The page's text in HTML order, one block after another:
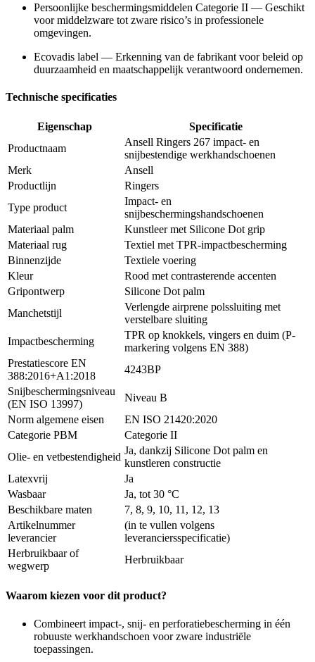
Persoonlijke beschermingsmiddelen Categorie II — Geschikt
voor middelzware tot zware risico’s in professionele
omgevingen.
Ecovadis label — Erkenning van de fabrikant voor beleid op
duurzaamheid en maatschappelijk verantwoord ondernemen.
Technische specificaties
Eigenschap
Specificatie
Productnaam
Ansell Ringers 267 impact- en
snijbestendige werkhandschoenen
Merk
Ansell
Productlijn
Ringers
Type product
Impact- en
snijbeschermingshandschoenen
Materiaal palm
Kunstleer met Silicone Dot grip
Materiaal rug
Textiel met TPR-impactbescherming
Binnenzijde
Textiele voering
Kleur
Rood met contrasterende accenten
Gripontwerp
Silicone Dot palm
Manchetstijl
Verlengde airprene polssluiting met
verstelbare sluiting
Impactbescherming
TPR op knokkels, vingers en duim (P-
markering volgens EN 388)
Prestatiescore EN
388:2016+A1:2018
4243BP
Snijbeschermingsniveau
(EN ISO 13997)
Niveau B
Norm algemene eisen
EN ISO 21420:2020
Categorie PBM
Categorie II
Olie- en vetbestendigheid
Ja, dankzij Silicone Dot palm en
kunstleren constructie
Latexvrij
Ja
Wasbaar
Ja, tot 30 °C
Beschikbare maten
7, 8, 9, 10, 11, 12, 13
Artikelnummer
leverancier
(in te vullen volgens
leveranciersspecificatie)
Herbruikbaar of
wegwerp
Herbruikbaar
Waarom kiezen voor dit product?
Combineert impact-, snij- en perforatiebescherming in één
robuuste werkhandschoen voor zware industriële
toepassingen.